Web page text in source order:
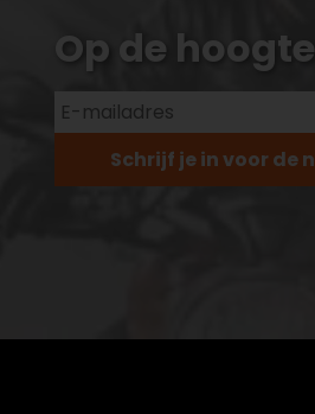
Op de
Schrijf je in voor de